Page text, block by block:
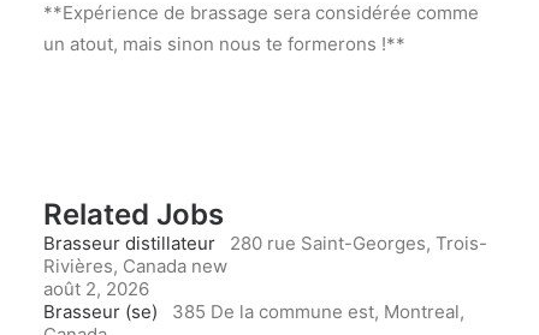
**Expérience de brassage sera considérée comme
un atout, mais sinon nous te formerons !**
Related Jobs
Brasseur distillateur
280 rue Saint-Georges, Trois-
Rivières, Canada new
août 2, 2026
Brasseur (se)
385 De la commune est, Montreal,